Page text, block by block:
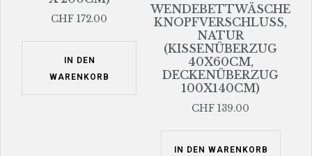
CHF 172.00
IN DEN
WARENKORB
WENDEBETTWÄSCHE
KNOPFVERSCHLUSS,
NATUR
(KISSENÜBERZUG
40X60CM,
DECKENÜBERZUG
100X140CM)
CHF 139.00
IN DEN WARENKORB